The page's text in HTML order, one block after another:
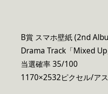
B賞 スマホ壁紙 (2nd
Drama Track「Mixed
当選確率 35/100
1170×2532ピクセル/ア